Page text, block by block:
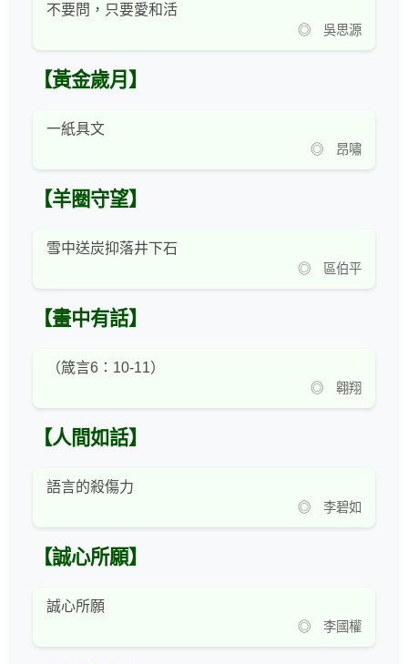
不要問，只要愛和活
◎ 吳思源
【黃金歲月】
一紙具文
◎ 昂嘯
【羊圈守望】
雪中送炭抑落井下石
◎ 區伯平
【畫中有話】
（箴言6：10-11）
◎ 翱翔
【人間如話】
語言的殺傷力
◎ 李碧如
【誠心所願】
誠心所願
◎ 李國權